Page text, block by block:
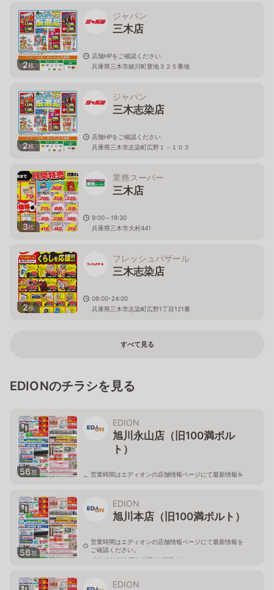
2枚
ジャパン
三木店
店舗HPをご確認ください
兵庫県三木市細川町豊地３２５番地
2枚
ジャパン
三木志染店
店舗HPをご確認ください
兵庫県三木市志染町広野１－１０３
3枚
業務スーパー
三木店
9:00～19:30
兵庫県三木市大村441
2枚
フレッシュバザール
三木志染店
08:00-24:00
兵庫県三木市志染町広野1丁目121番
すべて見る
EDIONのチラシを見る
56枚
EDION
旭川永山店（旧100満ボル
ト）
営業時間はエディオンの店舗情報ページにて最新情報を
56枚
EDION
旭川本店（旧100満ボルト）
営業時間はエディオンの店舗情報ページにて最新情報を
ご確認ください。
北海道旭川市西御料五条1丁目1-5
EDION